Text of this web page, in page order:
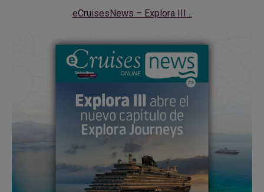
eCruisesNews – Explora III…